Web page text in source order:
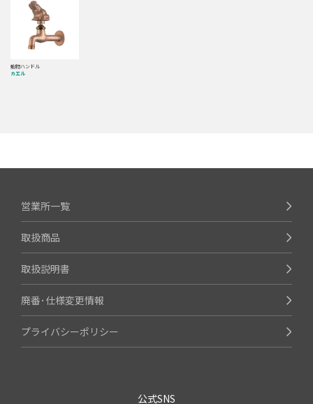
動物ハンドル
カエル
営業所一覧
取扱商品
取扱説明書
廃番･仕様変更情報
プライバシーポリシー
公式SNS